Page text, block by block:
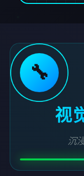
🔧
视
沉